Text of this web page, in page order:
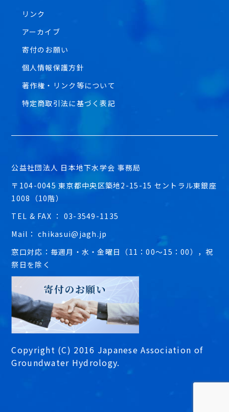
リンク
アーカイブ
寄付のお願い
個人情報保護方針
著作権・リンク等について
特定商取引法に基づく表記
公益社団法人 日本地下水学会 事務局
〒104-0045 東京都中央区築地2-15-15 セントラル東銀座
1008（10階）
TEL & FAX ： 03-3549-1135
Mail： chikasui@jagh.jp
窓口対応：毎週月・水・金曜日（11：00～15：00），祝
祭日を除く
Copyright (C) 2016 Japanese Association of
Groundwater Hydrology.